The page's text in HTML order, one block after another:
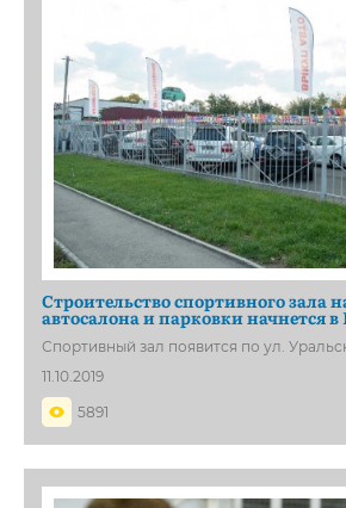
Строительство спортивного зала
автосалона и парковки начнется в
Спортивный зал появится по ул.
11.10.2019
5891